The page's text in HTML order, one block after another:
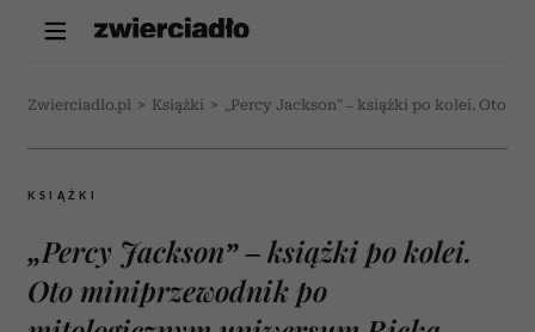
Zwierciadlo.pl > Książki > „Percy Jackson” – książki po kolei. Oto
KSIĄŻKI
„Percy Jackson” – książki po kolei.
Oto miniprzewodnik po